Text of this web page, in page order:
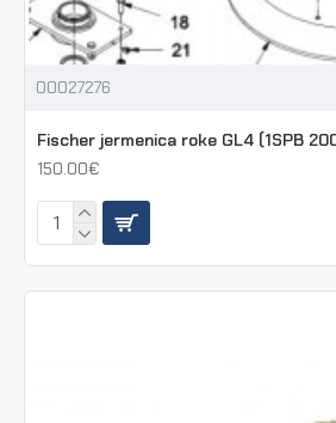
00027276
Fischer jermenica roke GL4 (1SPB
150.00€